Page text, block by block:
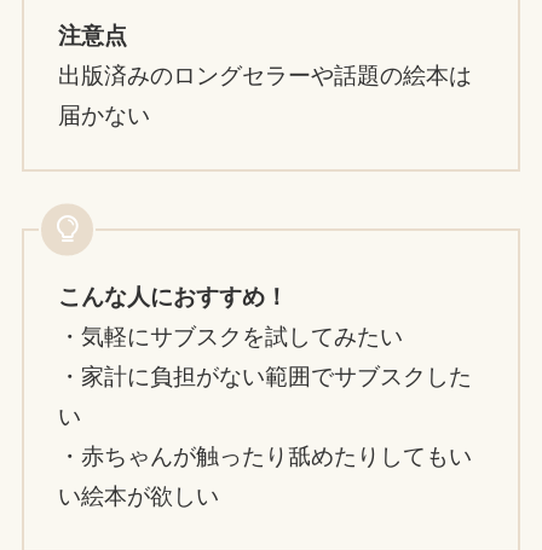
注意点
出版済みのロングセラーや話題の絵本は
届かない
こんな人におすすめ！
・気軽にサブスクを試してみたい
・家計に負担がない範囲でサブスクした
い
・赤ちゃんが触ったり舐めたりしてもい
い絵本が欲しい